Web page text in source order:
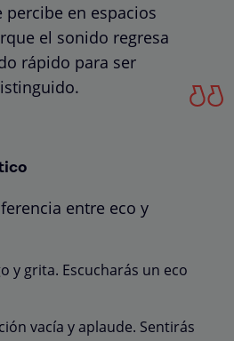
percibe en espacios
el sonido regresa
rápido para ser
entre eco y
y grita. Escucharás un eco
vacía y aplaude. Sentirás